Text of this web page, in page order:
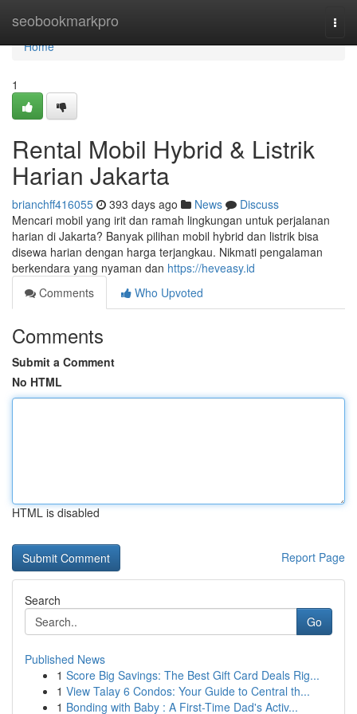
seobookmarkpro
Home
Home
1
Rental Mobil Hybrid & Listrik
Harian Jakarta
brianchff416055 393 days ago News
Discuss
Mencari mobil yang irit dan ramah lingkungan untuk perjalanan
harian di Jakarta? Banyak pilihan mobil hybrid dan listrik bisa
disewa harian dengan harga terjangkau. Nikmati pengalaman
berkendara yang nyaman dan https://heveasy.id
Comments
Who Upvoted
Comments
Submit a Comment
No HTML
HTML is disabled
Report Page
Search
Go
Published News
1 Score Big Savings: The Best Gift Card Deals Rig...
1 View Talay 6 Condos: Your Guide to Central th...
1 Bonding with Baby : A First-Time Dad's Activ...